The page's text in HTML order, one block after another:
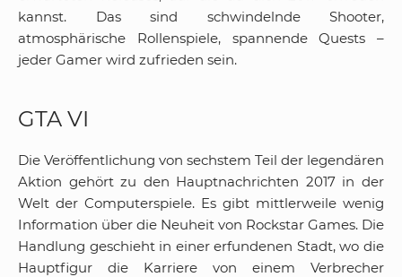
kannst. Das sind schwindelnde Shooter,
atmosphärische Rollenspiele, spannende Quests –
jeder Gamer wird zufrieden sein.
GTA VI
Die Veröffentlichung von sechstem Teil der legendären
Aktion gehört zu den Hauptnachrichten 2017 in der
Welt der Computerspiele. Es gibt mittlerweile wenig
Information über die Neuheit von Rockstar Games. Die
Handlung geschieht in einer erfundenen Stadt, wo die
Hauptfigur die Karriere von einem Verbrecher